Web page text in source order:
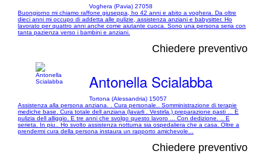
Voghera (Pavia) 27058
Buongiorno mi chiamo raffone giuseppa, ho 42 anni e abito a voghera. Da oltre
dieci anni mi occupo di addetta alle pulizie, assistenza anziani e babysitter. Ho
lavorato per quattro anni anche come aiutante cuoca. Sono una persona seria con
tanta pazienza verso i bambini e anziani.
Chiedere preventivo
Antonella Scialabba
Tortona (Alessandria) 15057
Assistenza alla persona anziana. . Cura personale.. Somministrazione di terapie
mediche base. Cura totale dell anziana (lavarli . Vestirla.) preparazione pasti ... E
pulizia dell alliggio. E tre anni che svolgo questo lavoro ... Con dedizione. .. E
serieta. In piu.. Ho svolto assistenza notturna sia ospedaliera che a casa. Oltre a
prendermi cura della persona instaura un rapporto amichevole...
Chiedere preventivo